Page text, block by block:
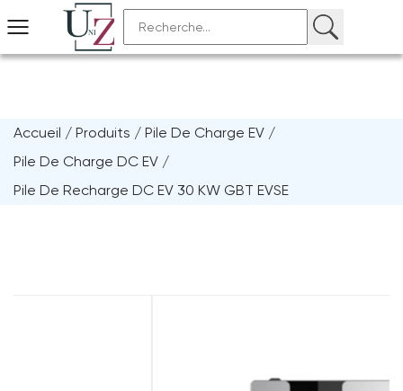
Accueil / Produits / Pile De Charge EV /
Pile De Charge DC EV /
Pile De Recharge DC EV 30 KW GBT EVSE